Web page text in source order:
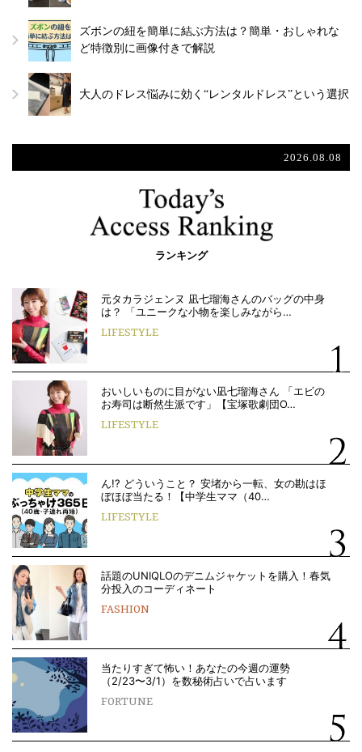
ズボンの紐を簡単に結ぶ方法は？簡単・おしゃれな
ど特徴別に画像付きで解説
大人のドレス悩みに効く“レンタルドレス”という選択
2026.08.08
ランキング
元タカラジェンヌ 凪七瑠海さんのバッグの中身
は？ 「ユニークな小物を楽しみながら…
LIFESTYLE
おいしいものに目がない凪七瑠海さん 「エビの
お寿司は断然生派です」【宝塚歌劇団O…
LIFESTYLE
ん!? どういうこと？ 安堵から一転、女の勘はほ
ぼほぼ当たる！【中学生ママ（40…
LIFESTYLE
話題のUNIQLOのデニムジャケットを購入！春気
分投入のコーディネート
FASHION
当たりすぎて怖い！あなたの今週の運勢
（2/23〜3/1）を数秘術占いで占います
FORTUNE